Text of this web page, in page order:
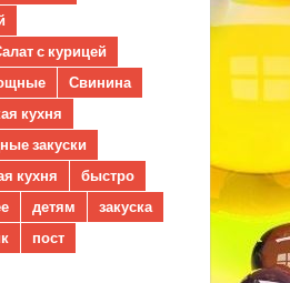
с курицей
Свинина
кухня
закуски
кухня
быстро
детям
закуска
пост